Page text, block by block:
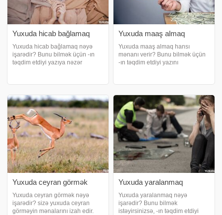
Yuxuda hicab bağlamaq
Yuxuda hicab bağlamaq nəyə
işarədir? Bunu bilmək üçün -ın
təqdim etdiyi yazıya nəzər
İslam baxımından çox xeyirli
yozulduğu yuxulardandır və
insanın ömrünü xeyirxa
Yuxuda maaş almaq
Yuxuda maaş almaq hansı
mənanı verir? Bunu bilmək üçün
-ın təqdim etdiyi yazını
Yuxuda maaş almaq, yuxu görən
insanın iş həyatında bir işə
sərmayə qoymaq üçün küll
Yuxuda ceyran görmək
Yuxuda ceyran görmək nəyə
işarədir? sizə yuxuda ceyran
görməyin mənalarını izah edir.
Yuxuda yaralanmaq
Yuxuda yaralanmaq nəyə
işarədir? Bunu bilmək
istəyirsinizsə, -ın təqdim etdiyi